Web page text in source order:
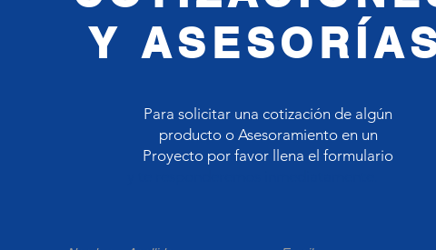
Y
Para solicitar una cotización de algún
producto o Asesoramiento en un
Proyecto por favor llena el formulario